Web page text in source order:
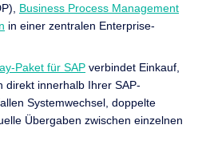
Business Process Management
in einer zentralen Enterprise-
Paket für SAP verbindet Einkauf,
direkt innerhalb Ihrer SAP-
Systemwechsel, doppelte
Übergaben zwischen einzelnen